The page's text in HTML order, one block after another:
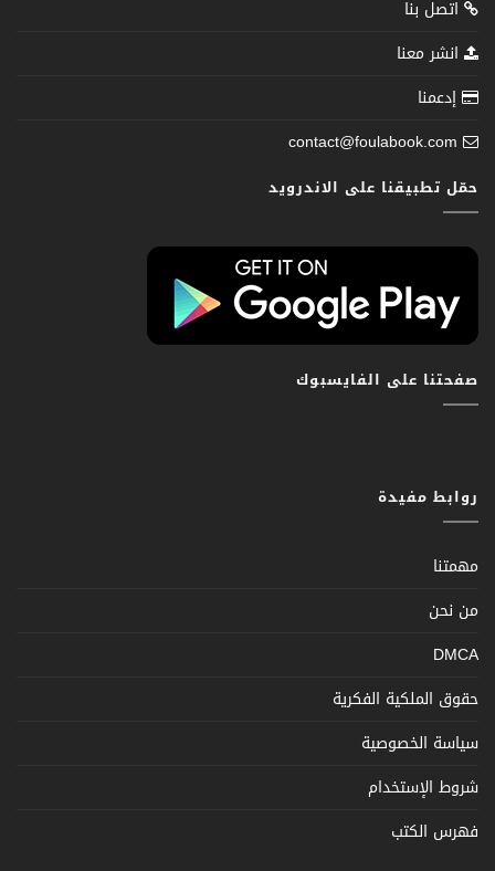
اتصل بنا
انشر معنا
إدعمنا
contact@foulabook.com
حمّل تطبيقنا على الاندرويد
صفحتنا على الفايسبوك
روابط مفيدة
مهمتنا
من نحن
DMCA
حقوق الملكية الفكرية
سياسة الخصوصية
شروط الإستخدام
فهرس الكتب